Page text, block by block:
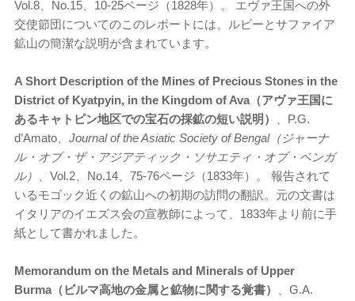
Vol.8、No.15、10-25ページ（1828年）。 エヴァ王国への外
交使節団についてのこのレポートには、ルビーとサファイア
鉱山の簡潔な説明が含まれています。
A Short Description of the Mines of Precious Stones in the
District of Kyatpyin, in the Kingdom of Ava（アヴァ王国に
あるキャトピン地区での宝石の採鉱の短い説明）
、P.G.
d’Amato、 Journal of the Asiatic Society of Bengal（ジャーナ
ル・オブ・ザ・アジアティック・ソサエティ・オブ・ベンガ
ル）
、Vol.2、No.14、75-76ページ（1833年）。 報告されて
いるモゴック近くの鉱山への初期の訪問の翻訳。元の文書は
イタリアのイエズス会の宣教師によって、1833年より前に手
紙として書かれました。
Memorandum on the Metals and Minerals of Upper
Burma（ビルマ高地の金属と鉱物に関する覚書）
、G.A.